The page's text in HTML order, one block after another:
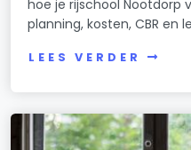
hoe je rijschool Nootdorp
planning, kosten, CBR en
LEES VERDER